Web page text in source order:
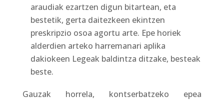
araudiak ezartzen digun bitartean, eta
bestetik, gerta daitezkeen ekintzen
preskripzio osoa agortu arte. Epe horiek
alderdien arteko harremanari aplika
dakiokeen Legeak baldintza ditzake, besteak
beste.
Gauzak horrela, kontserbatzeko epea